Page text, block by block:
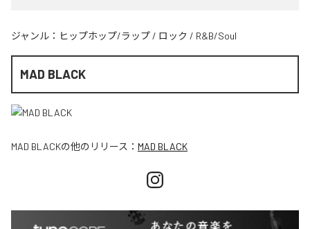
ジャンル： ヒップホップ/ラップ / ロック / R&B/Soul
MAD BLACK
MAD BLACKの他のリリース： MAD BLACK